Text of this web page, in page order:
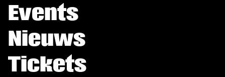
Events
Nieuws
Tickets